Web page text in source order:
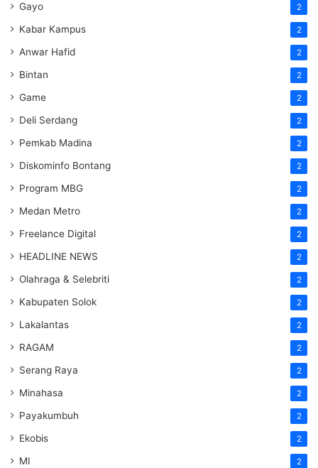
Gayo 2
Kabar Kampus 2
Anwar Hafid 2
Bintan 2
Game 2
Deli Serdang 2
Pemkab Madina 2
Diskominfo Bontang 2
Program MBG 2
Medan Metro 2
Freelance Digital 2
HEADLINE NEWS 2
Olahraga & Selebriti 2
Kabupaten Solok 2
Lakalantas 2
RAGAM 2
Serang Raya 2
Minahasa 2
Payakumbuh 2
Ekobis 2
MI 2